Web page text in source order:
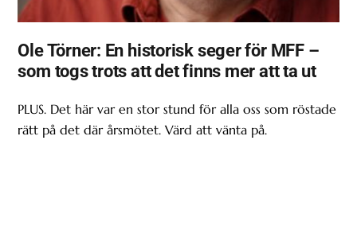
Ole Törner: En historisk seger för MFF –
som togs trots att det finns mer att ta ut
PLUS. Det här var en stor stund för alla oss som röstade
rätt på det där årsmötet. Värd att vänta på.